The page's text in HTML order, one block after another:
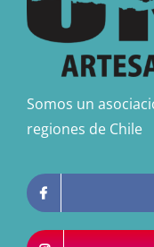
Somos un
regiones de Chile